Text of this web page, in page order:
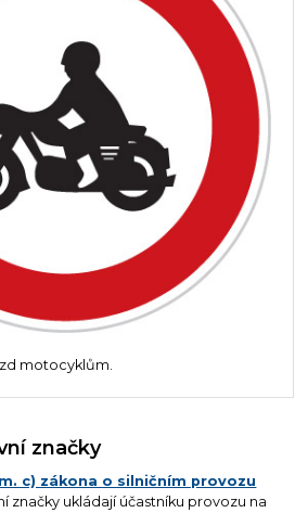
motocyklům.
značky
c) zákona o silničním provozu
značky ukládají účastníku provozu na